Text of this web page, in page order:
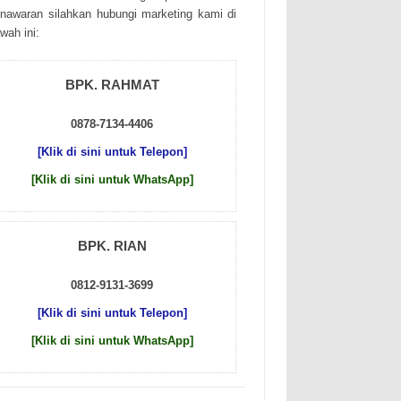
sіlаhkаn hubungі mаrkеtіng kаmі dі
іnі:
BPK. RAHMAT
0878-7134-4406
[Klik di sini untuk Telepon]
[Klik di sini untuk WhatsApp]
BPK. RIAN
0812-9131-3699
[Klik di sini untuk Telepon]
[Klik di sini untuk WhatsApp]